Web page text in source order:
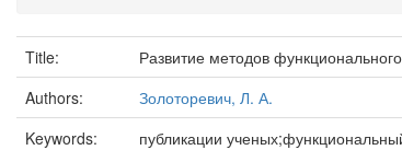
Title:
Развитие методов
Authors:
Золоторевич, Л. А.
Keywords:
публикации